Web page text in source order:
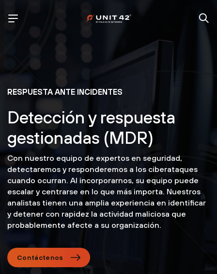
RESPUESTA ANTE INCIDENTES
Detección y respuesta
gestionadas (MDR)
Con nuestro equipo de expertos en seguridad,
detectaremos y responderemos a los ciberataques
cuando ocurran. Al incorporarnos, su equipo puede
escalar y centrarse en lo que más importa. Nuestros
analistas tienen una amplia experiencia en identificar
y detener con rapidez la actividad maliciosa que
probablemente afecte a su organización.
Contáctenos